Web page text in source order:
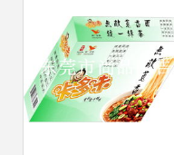
销解决方案